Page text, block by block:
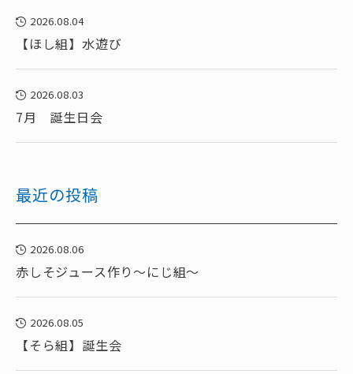
2026.08.04
【ほし組】水遊び
2026.08.03
7月 誕生日会
最近の投稿
2026.08.06
赤しそジュース作り～にじ組～
2026.08.05
【そら組】誕生会